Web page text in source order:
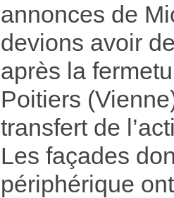
annonces de
devions avoir
après la
Poitiers
transfert de
Les façades
périphérique